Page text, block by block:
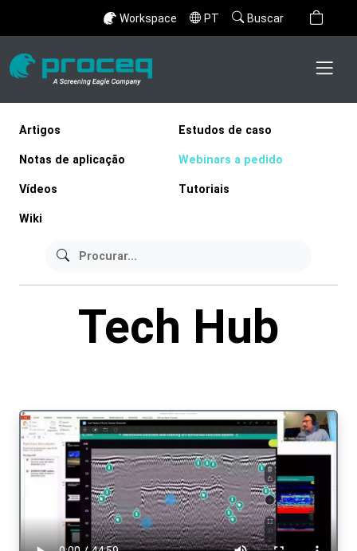
Workspace PT Buscar
Artigos Estudos de caso
Notas de aplicação Webinars a pedido
Vídeos Tutoriais
Wiki
Tech Hub